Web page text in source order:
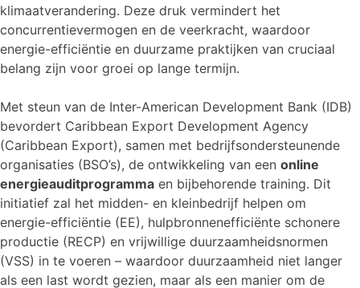
klimaatverandering. Deze druk vermindert het
concurrentievermogen en de veerkracht, waardoor
energie-efficiëntie en duurzame praktijken van cruciaal
belang zijn voor groei op lange termijn.
Met steun van de Inter-American Development Bank (IDB)
bevordert Caribbean Export Development Agency
(Caribbean Export), samen met bedrijfsondersteunende
organisaties (BSO’s), de ontwikkeling van een online
energieauditprogramma en bijbehorende training. Dit
initiatief zal het midden- en kleinbedrijf helpen om
energie-efficiëntie (EE), hulpbronnenefficiënte schonere
productie (RECP) en vrijwillige duurzaamheidsnormen
(VSS) in te voeren – waardoor duurzaamheid niet langer
als een last wordt gezien, maar als een manier om de